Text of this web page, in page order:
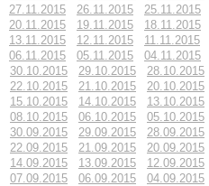
27.11.2015 26.11.2015 25.11.2015
20.11.2015 19.11.2015 18.11.2015
13.11.2015 12.11.2015 11.11.2015
06.11.2015 05.11.2015 04.11.2015
30.10.2015 29.10.2015 28.10.2015
22.10.2015 21.10.2015 20.10.2015
15.10.2015 14.10.2015 13.10.2015
08.10.2015 06.10.2015 05.10.2015
30.09.2015 29.09.2015 28.09.2015
22.09.2015 21.09.2015 20.09.2015
14.09.2015 13.09.2015 12.09.2015
07.09.2015 06.09.2015 04.09.2015